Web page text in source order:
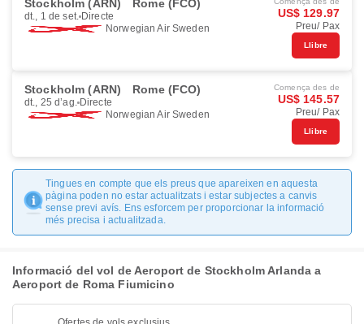
Stockholm (ARN) Rome (FCO)
dt., 1 de set. Directe
Norwegian Air Sweden
US$ 129.97
Preu/ Pax
Llibre
Stockholm (ARN) Rome (FCO)
dt., 25 d’ag. Directe
Norwegian Air Sweden
Comença des de
US$ 145.57
Preu/ Pax
Llibre
Tingues en compte que els preus que apareixen en aquesta
pàgina poden no estar actualitzats i estar subjectes a canvis
sense previ avís. Ens esforcem per proporcionar la informació
més precisa i actualitzada.
Informació del vol de Aeroport de Stockholm Arlanda a
Aeroport de Roma Fiumicino